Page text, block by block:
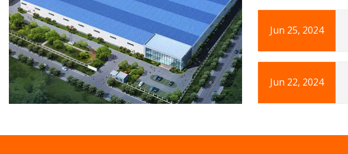
Jun 25, 2024
Jun 22, 2024